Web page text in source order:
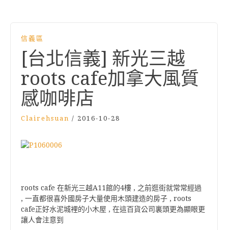
信義區
[台北信義] 新光三越
roots cafe加拿大風質
感咖啡店
Clairehsuan / 2016-10-28
roots cafe 在新光三越A11館的4樓 , 之前逛街就常常經過
, 一直都很喜外國房子大量使用木頭建造的房子 , roots
cafe正好水泥城裡的小木屋 , 在這百貨公司裏頭更為顯眼更
讓人會注意到